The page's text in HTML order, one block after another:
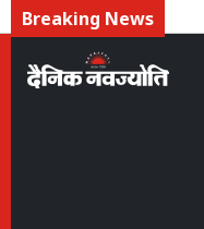
Breaking News